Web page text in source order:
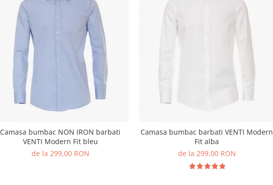
Camasa bumbac NON IRON barbati
VENTI Modern Fit bleu
de la 299,00 RON
Camasa bumbac barbati VENTI Modern
Fit alba
de la 299,00 RON